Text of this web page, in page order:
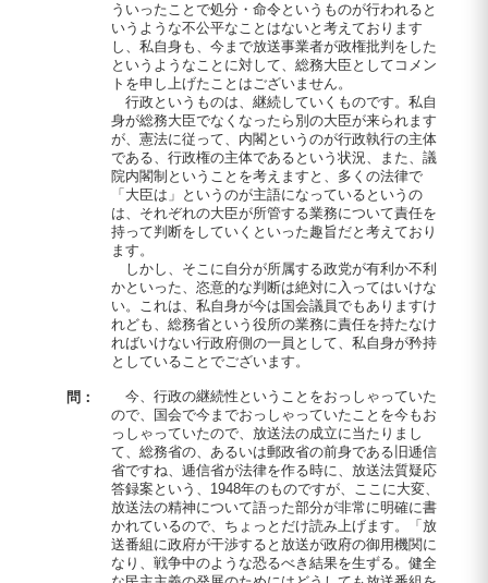
ういったことで処分・命令というものが行われると
いうような不公平なことはないと考えております
し、私自身も、今まで放送事業者が政権批判をした
というようなことに対して、総務大臣としてコメン
トを申し上げたことはございません。
行政というものは、継続していくものです。私自
身が総務大臣でなくなったら別の大臣が来られます
が、憲法に従って、内閣というのが行政執行の主体
である、行政権の主体であるという状況、また、議
院内閣制ということを考えますと、多くの法律で
「大臣は」というのが主語になっているというの
は、それぞれの大臣が所管する業務について責任を
持って判断をしていくといった趣旨だと考えており
ます。
しかし、そこに自分が所属する政党が有利か不利
かといった、恣意的な判断は絶対に入ってはいけな
い。これは、私自身が今は国会議員でもありますけ
れども、総務省という役所の業務に責任を持たなけ
ればいけない行政府側の一員として、私自身が矜持
としていることでございます。
問：
今、行政の継続性ということをおっしゃっていた
ので、国会で今までおっしゃっていたことを今もお
っしゃっていたので、放送法の成立に当たりまし
て、総務省の、あるいは郵政省の前身である旧逓信
省ですね、逓信省が法律を作る時に、放送法質疑応
答録案という、1948年のものですが、ここに大変、
放送法の精神について語った部分が非常に明確に書
かれているので、ちょっとだけ読み上げます。「放
送番組に政府が干渉すると放送が政府の御用機関に
なり、戦争中のような恐るべき結果を生ずる。健全